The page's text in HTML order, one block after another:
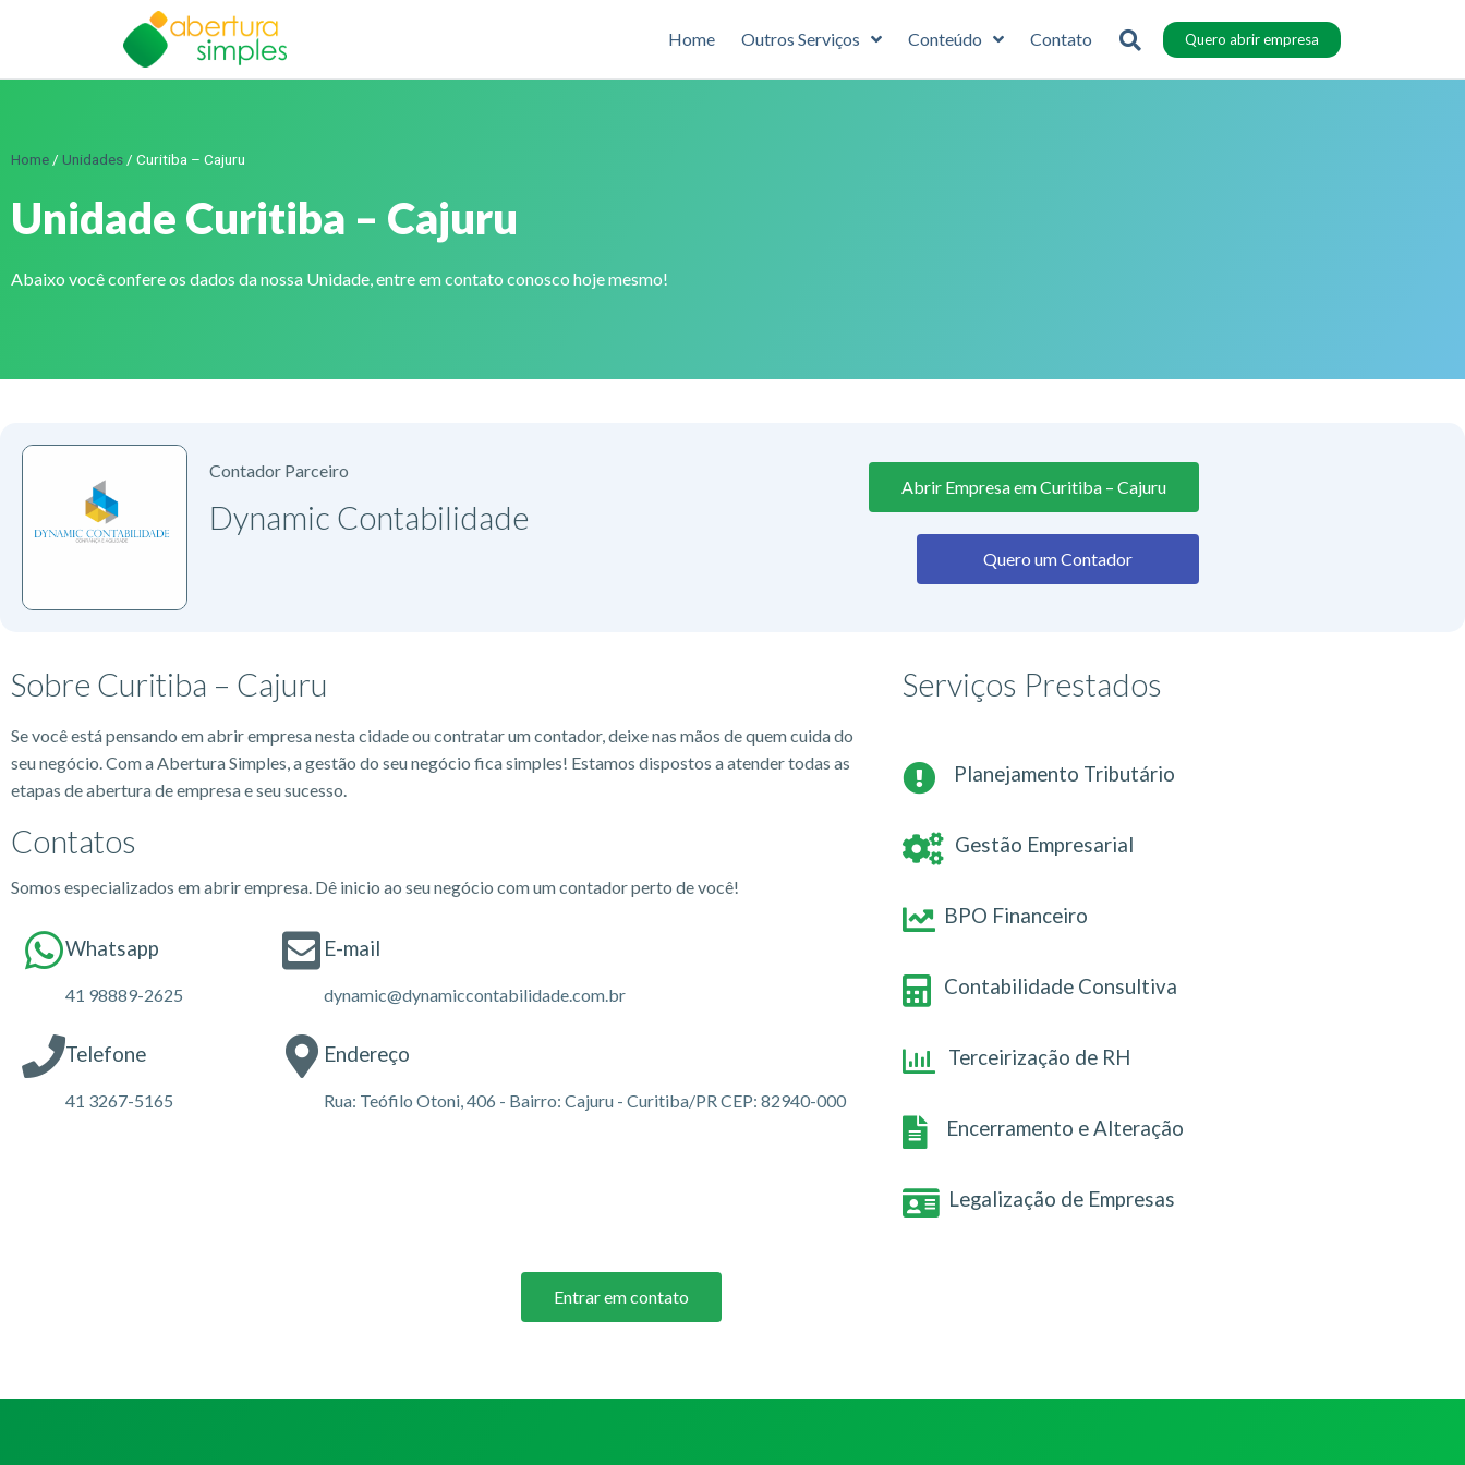
Home Outros Serviços Conteúdo Contato Quero abrir empresa
Home / Unidades / Curitiba – Cajuru
Unidade Curitiba – Cajuru
Abaixo você confere os dados da nossa Unidade, entre em contato conosco hoje mesmo!
Contador Parceiro
Dynamic Contabilidade
Abrir Empresa em Curitiba – Cajuru
Quero um Contador
Sobre Curitiba – Cajuru
Se você está pensando em abrir empresa nesta cidade ou contratar um contador, deixe nas mãos de quem cuida do
seu negócio. Com a Abertura Simples, a gestão do seu negócio fica simples! Estamos dispostos a atender todas as
etapas de abertura de empresa e seu sucesso.
Contatos
Somos especializados em abrir empresa. Dê inicio ao seu negócio com um contador perto de você!
Whatsapp
41 98889-2625
Telefone
41 3267-5165
E-mail
dynamic@dynamiccontabilidade.com.br
Endereço
Rua: Teófilo Otoni, 406 - Bairro: Cajuru - Curitiba/PR CEP: 82940-000
Serviços Prestados
Planejamento Tributário
Gestão Empresarial
BPO Financeiro
Contabilidade Consultiva
Terceirização de RH
Encerramento e Alteração
Legalização de Empresas
Entrar em contato